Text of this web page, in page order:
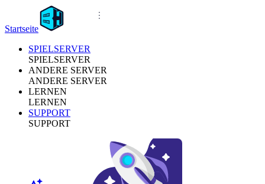
Startseite
SPIELSERVER
SPIELSERVER
ANDERE SERVER
ANDERE SERVER
LERNEN
LERNEN
SUPPORT
SUPPORT